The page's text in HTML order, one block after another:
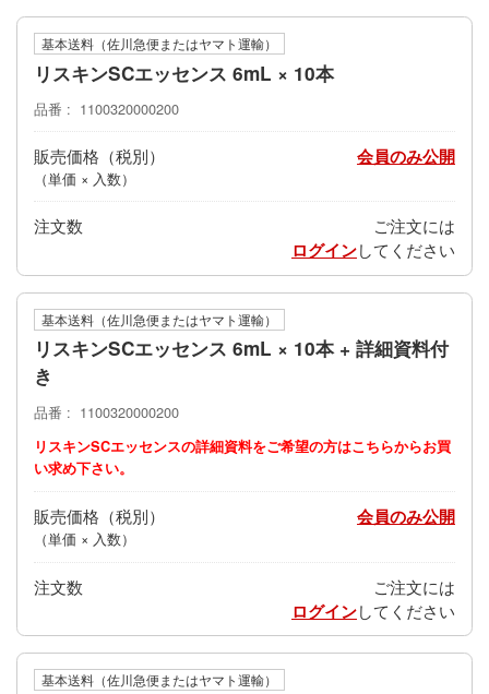
基本送料（佐川急便またはヤマト運輸）
リスキンSCエッセンス 6mL × 10本
品番 1100320000200
販売価格
（単価 × 入数）
会員のみ公開
注文数 ご注文には
ログインしてください
基本送料（佐川急便またはヤマト運輸）
リスキンSCエッセンス 6mL × 10本 + 詳細資料付
き
品番 1100320000200
リスキンSCエッセンスの詳細資料をご希望の方はこちらからお買
い求め下さい。
販売価格
（単価 × 入数）
会員のみ公開
注文数 ご注文には
ログインしてください
基本送料（佐川急便またはヤマト運輸）